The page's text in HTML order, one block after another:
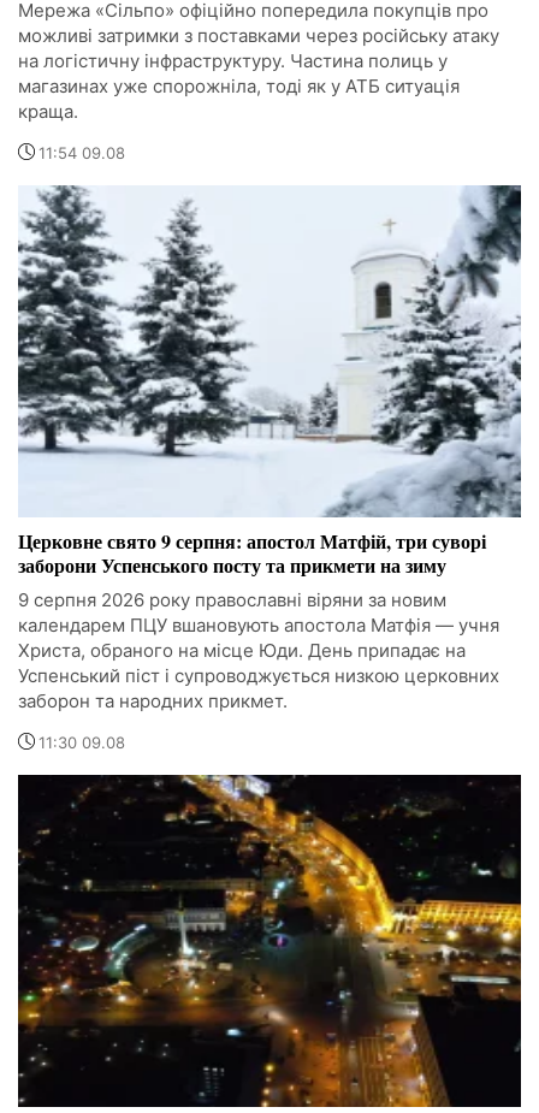
Мережа «Сільпо» офіційно попередила покупців про
можливі затримки з поставками через російську атаку
на логістичну інфраструктуру. Частина полиць у
магазинах уже спорожніла, тоді як у АТБ ситуація
краща.
11:54 09.08
Церковне свято 9 серпня: апостол Матфій, три суворі
заборони Успенського посту та прикмети на зиму
9 серпня 2026 року православні віряни за новим
календарем ПЦУ вшановують апостола Матфія — учня
Христа, обраного на місце Юди. День припадає на
Успенський піст і супроводжується низкою церковних
заборон та народних прикмет.
11:30 09.08